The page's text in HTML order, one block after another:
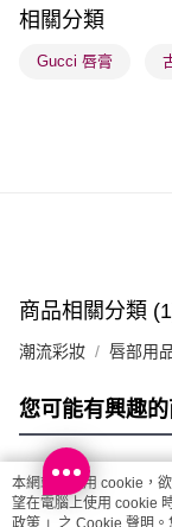
順豐站及營業點 - 確
(澳門門市) 只顯示
取。逾期會取消訂
每筆HK$20.00，滿
澳門地區配送 - 確認
相關分類
Gucci 唇膏
商品相關分類
潮流彩妝 唇部用
您可能有興趣
熱門標籤
本網站中使用 cookie，
望在電腦上使用 cookie
政策 」之 Cookie 聲明